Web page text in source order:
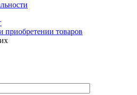
приобретении товаров